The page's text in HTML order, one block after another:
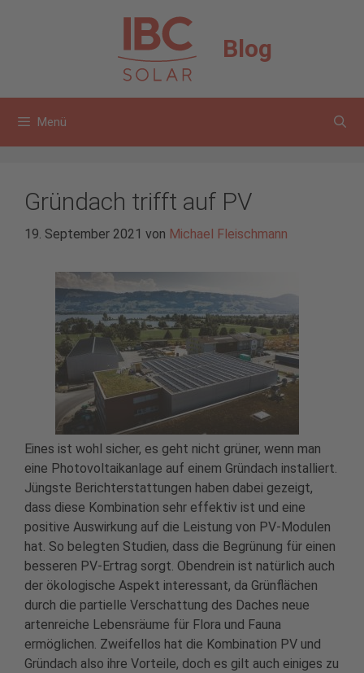
Blog
Menü
Gründach trifft auf PV
19. September 2021 von Michael Fleischmann
Eines ist wohl sicher, es geht nicht grüner, wenn man
eine Photovoltaikanlage auf einem Gründach installiert.
Jüngste Berichterstattungen haben dabei gezeigt,
dass diese Kombination sehr effektiv ist und eine
positive Auswirkung auf die Leistung von PV-Modulen
hat. So belegten Studien, dass die Begrünung für einen
besseren PV-Ertrag sorgt. Obendrein ist natürlich auch
der ökologische Aspekt interessant, da Grünflächen
durch die partielle Verschattung des Daches neue
artenreiche Lebensräume für Flora und Fauna
ermöglichen. Zweifellos hat die Kombination PV und
Gründach also ihre Vorteile, doch es gilt auch einiges zu